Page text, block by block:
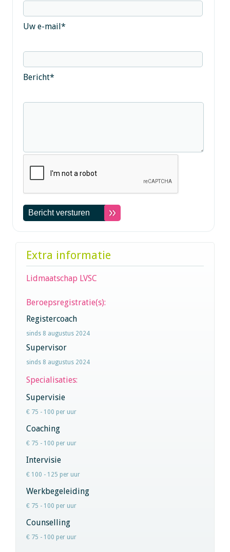
Uw e-mail*
Bericht*
Extra informatie
Lidmaatschap LVSC
Beroepsregistratie(s):
Registercoach
sinds 8 augustus 2024
Supervisor
sinds 8 augustus 2024
Specialisaties:
Supervisie
€ 75 - 100 per uur
Coaching
€ 75 - 100 per uur
Intervisie
€ 100 - 125 per uur
Werkbegeleiding
€ 75 - 100 per uur
Counselling
€ 75 - 100 per uur